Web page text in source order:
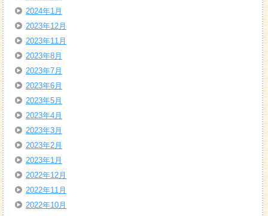
2024年1月
2023年12月
2023年11月
2023年8月
2023年7月
2023年6月
2023年5月
2023年4月
2023年3月
2023年2月
2023年1月
2022年12月
2022年11月
2022年10月